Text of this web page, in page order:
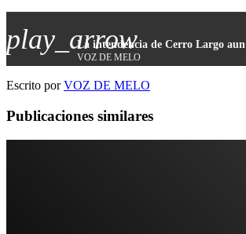
play_arrow
VOZ DE MELO
Escrito porVOZ DE MELO
Publicaciones similares